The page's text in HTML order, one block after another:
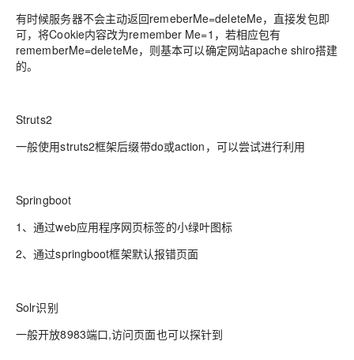
有时候服务器不会主动返回remeberMe=deleteMe，直接发包即
可，将Cookie内容改为remember Me=1，若相应包有
rememberMe=deleteMe，则基本可以确定网站apache shiro搭建
的。
Struts2
一般使用struts2框架后缀带do或action，可以尝试进行利用
Springboot
1、通过web应用程序网页标签的小绿叶图标
2、通过springboot框架默认报错页面
Solr识别
一般开放8983端口,访问页面也可以探针到